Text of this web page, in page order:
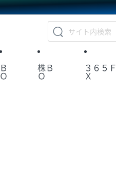
Ｂ
Ｏ
株Ｂ
Ｏ
３６５Ｆ
Ｘ